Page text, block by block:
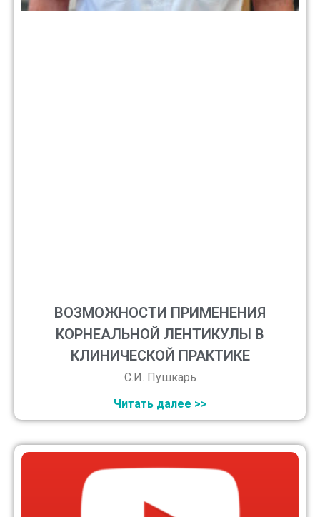
ВОЗМОЖНОСТИ ПРИМЕНЕНИЯ
КОРНЕАЛЬНОЙ ЛЕНТИКУЛЫ В
КЛИНИЧЕСКОЙ ПРАКТИКЕ
С.И. Пушкарь
Читать далее >>